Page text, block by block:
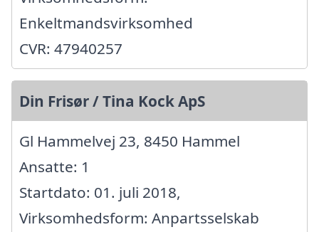
Enkeltmandsvirksomhed
CVR: 47940257
Din Frisør / Tina Kock ApS
Gl Hammelvej 23, 8450 Hammel
Ansatte: 1
Startdato: 01. juli 2018,
Virksomhedsform: Anpartsselskab